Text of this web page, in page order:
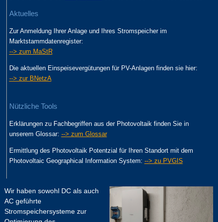
Aktuelles
Zur Anmeldung Ihrer Anlage und Ihres Stromspeicher im
Marktstammdatenregister:
--> zum MaStR
Die aktuellen Einspeisevergütungen für PV-Anlagen finden sie hier:
--> zur BNetzA
Nützliche Tools
Erklärungen zu Fachbegriffen aus der Photovoltaik finden Sie in
unserem Glossar: --> zum Glossar
Ermittlung des Photovoltaik Potentzial für Ihren Standort mit dem
Photovoltaic Geographical Information System: --> zu PVGIS
Wir haben sowohl DC als auch
AC geführte
Stromspeichersysteme zur